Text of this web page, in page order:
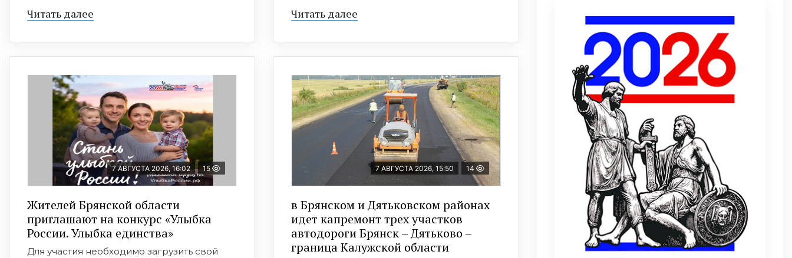
Читать далее Читать далее
7 АВГУСТА 2026, 16:02 15
Жителей Брянской области
приглашают на конкурс «Улыбка
России. Улыбка единства»
Для участия необходимо загрузить свой
7 АВГУСТА 2026, 15:50 14
в Брянском и Дятьковском районах
идет капремонт трех участков
автодороги Брянск – Дятьково –
граница Калужской области